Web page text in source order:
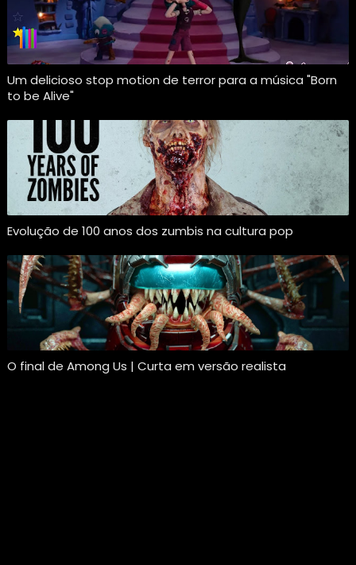
Um delicioso stop motion de terror para a música "Born
to be Alive"
Evolução de 100 anos dos zumbis na cultura pop
O final de Among Us | Curta em versão realista